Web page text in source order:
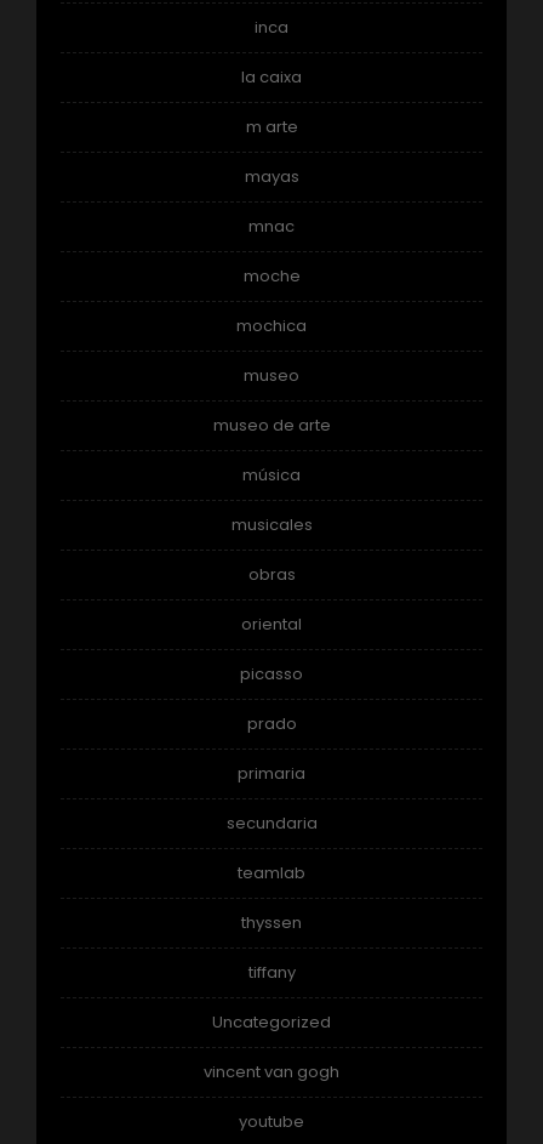
inca
la caixa
m arte
mayas
mnac
moche
mochica
museo
museo de arte
música
musicales
obras
oriental
picasso
prado
primaria
secundaria
teamlab
thyssen
tiffany
Uncategorized
vincent van gogh
youtube